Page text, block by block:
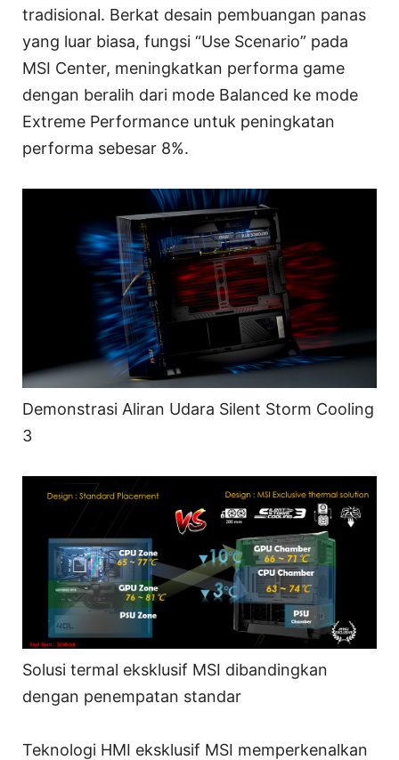
tradisional. Berkat desain pembuangan panas
yang luar biasa, fungsi “Use Scenario” pada
MSI Center, meningkatkan performa game
dengan beralih dari mode Balanced ke mode
Extreme Performance untuk peningkatan
performa sebesar 8%.
Demonstrasi Aliran Udara Silent Storm Cooling
3
Solusi termal eksklusif MSI dibandingkan
dengan penempatan standar
Teknologi HMI eksklusif MSI memperkenalkan